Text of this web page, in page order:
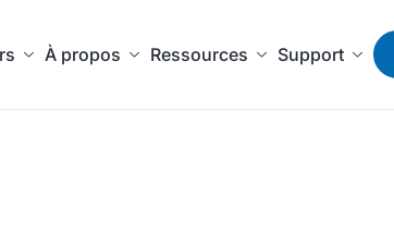
À propos Ressources Support